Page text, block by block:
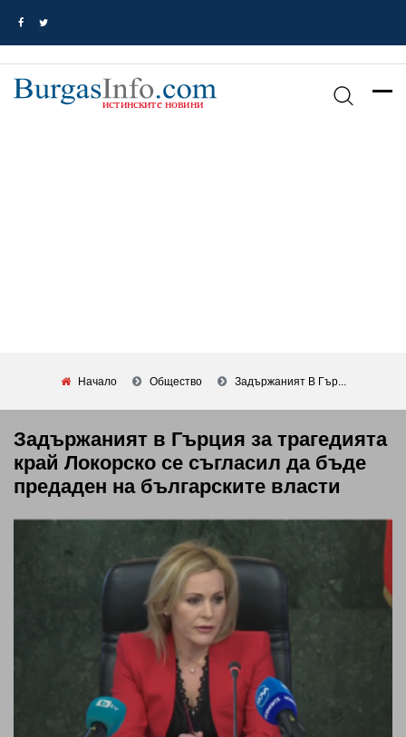
Начало Общество Задържаният В Гър...
Задържаният в Гърция за трагедията
край Локорско се съгласил да бъде
предаден на българските власти